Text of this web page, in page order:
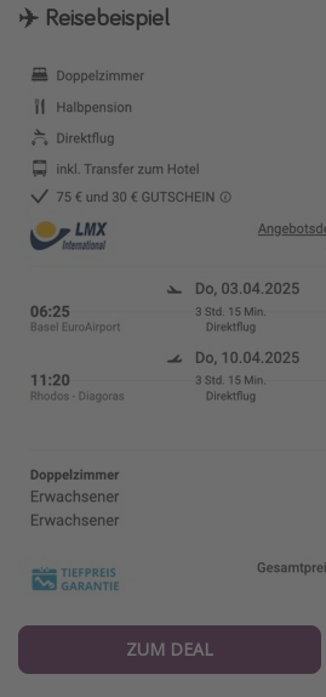
✈️ Reisebeispiel
ZUM DEAL